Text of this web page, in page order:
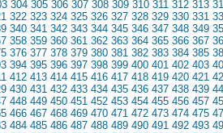
304 305 306 307 308 309 310 311 312 313
322 323 324 325 326 327 328 329 330 331
340 341 342 343 344 345 346 347 348 349
358 359 360 361 362 363 364 365 366 367
376 377 378 379 380 381 382 383 384 385
394 395 396 397 398 399 400 401 402 403
412 413 414 415 416 417 418 419 420 421
430 431 432 433 434 435 436 437 438 439
448 449 450 451 452 453 454 455 456 457
466 467 468 469 470 471 472 473 474 475
484 485 486 487 488 489 490 491 492 493